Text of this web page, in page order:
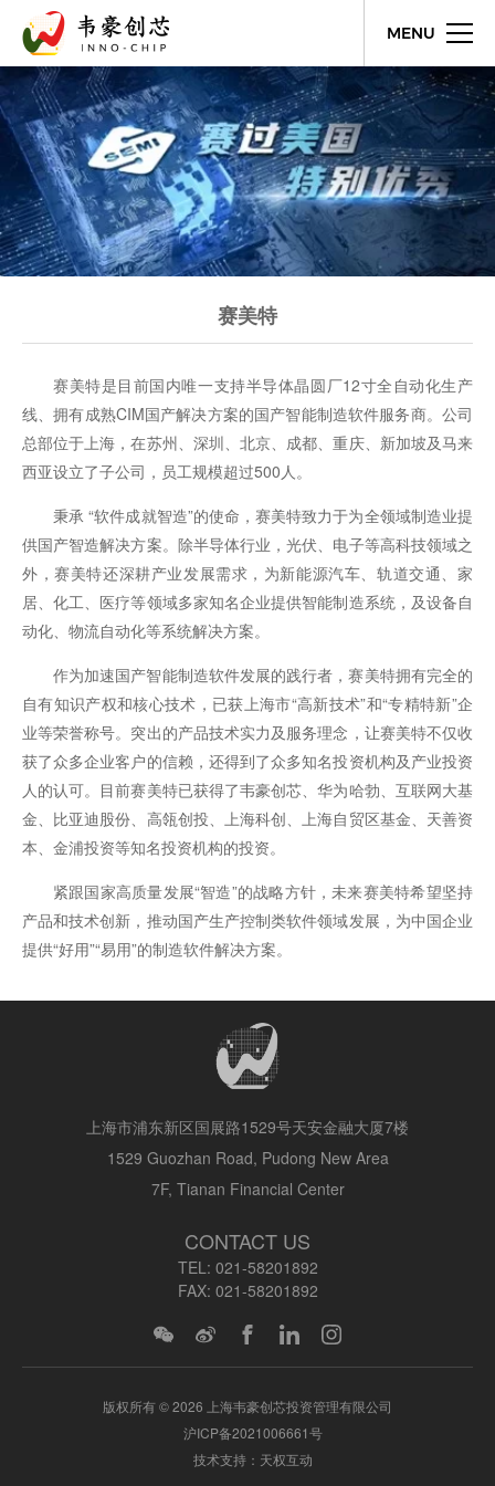
MENU
赛美特
赛美特是目前国内唯一支持半导体晶圆厂12寸全自动化生产
线、拥有成熟CIM国产解决方案的国产智能制造软件服务商。公司
总部位于上海，在苏州、深圳、北京、成都、重庆、新加坡及马来
西亚设立了子公司，员工规模超过500人。
秉承 “软件成就智造”的使命，赛美特致力于为全领域制造业提
供国产智造解决方案。除半导体行业，光伏、电子等高科技领域之
外，赛美特还深耕产业发展需求，为新能源汽车、轨道交通、家
居、化工、医疗等领域多家知名企业提供智能制造系统，及设备自
动化、物流自动化等系统解决方案。
作为加速国产智能制造软件发展的践行者，赛美特拥有完全的
自有知识产权和核心技术，已获上海市“高新技术”和“专精特新”企
业等荣誉称号。突出的产品技术实力及服务理念，让赛美特不仅收
获了众多企业客户的信赖，还得到了众多知名投资机构及产业投资
人的认可。目前赛美特已获得了韦豪创芯、华为哈勃、互联网大基
金、比亚迪股份、高瓴创投、上海科创、上海自贸区基金、天善资
本、金浦投资等知名投资机构的投资。
紧跟国家高质量发展“智造”的战略方针，未来赛美特希望坚持
产品和技术创新，推动国产生产控制类软件领域发展，为中国企业
提供“好用”“易用”的制造软件解决方案。
上海市浦东新区国展路1529号天安金融大厦7楼
1529 Guozhan Road, Pudong New Area
7F, Tianan Financial Center
CONTACT US
TEL: 021-58201892
FAX: 021-58201892
版权所有 © 2026 上海韦豪创芯投资管理有限公司
沪ICP备2021006661号
技术支持：天权互动